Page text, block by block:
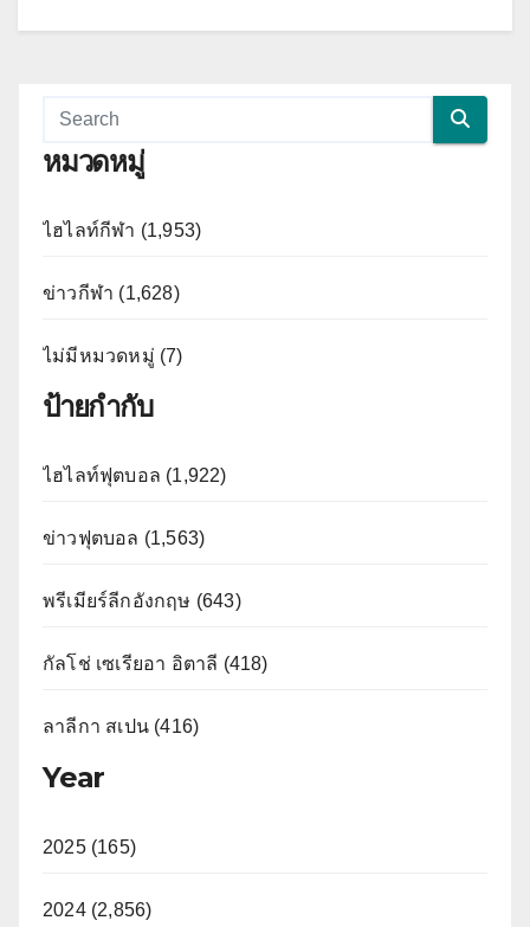
หมวดหมู่
ไฮไลท์กีฬา (1,953)
ข่าวกีฬา (1,628)
ไม่มีหมวดหมู่ (7)
ป้ายกำกับ
ไฮไลท์ฟุตบอล (1,922)
ข่าวฟุตบอล (1,563)
พรีเมียร์ลีกอังกฤษ (643)
กัลโช่ เซเรียอา อิตาลี (418)
ลาลีกา สเปน (416)
Year
2025 (165)
2024 (2,856)